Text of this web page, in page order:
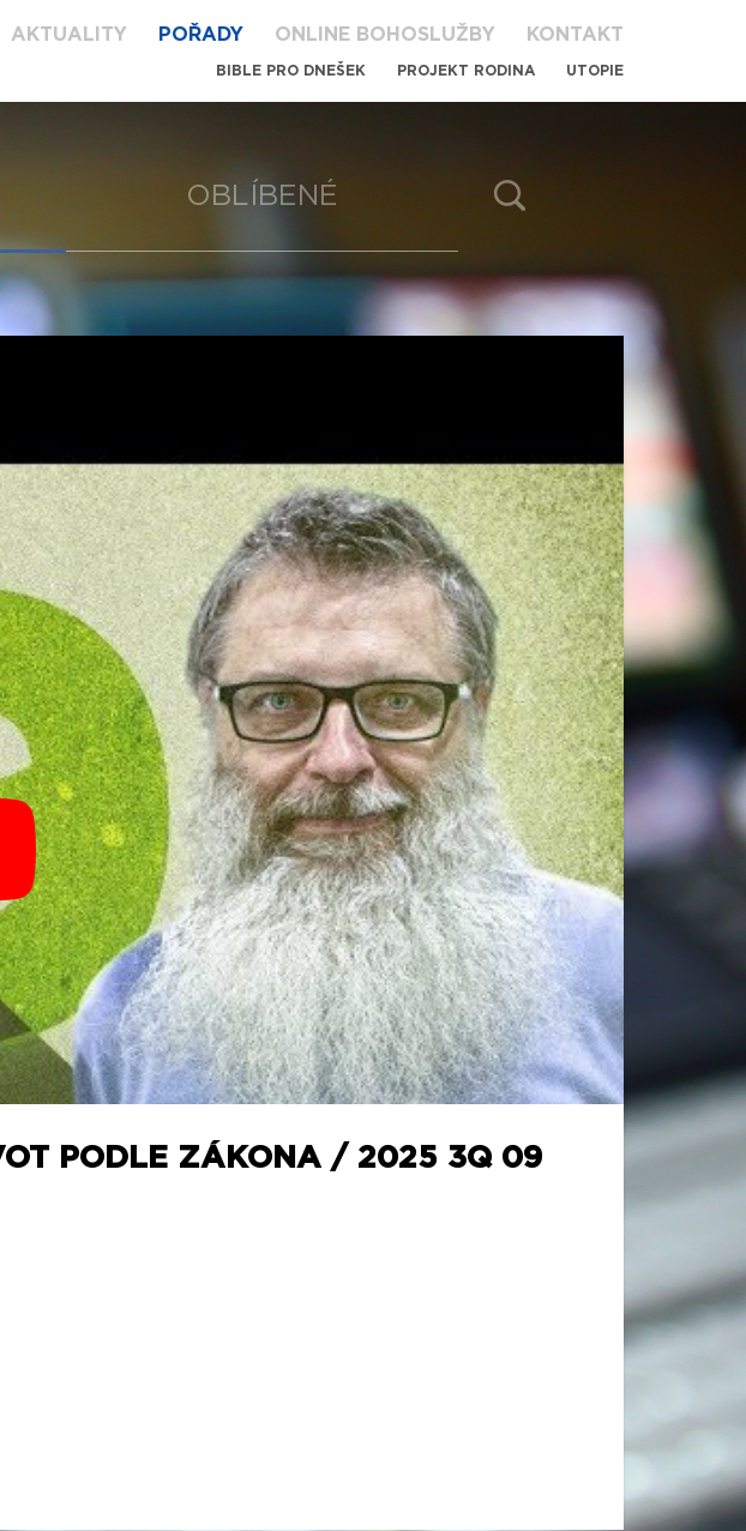
AKTUALITY POŘADY ONLINE BOHOSLUŽBY KONTAKT
BIBLE PRO DNEŠEK PROJEKT RODINA UTOPIE
OBLÍBENÉ
PODLE ZÁKONA / 2025 3Q 09